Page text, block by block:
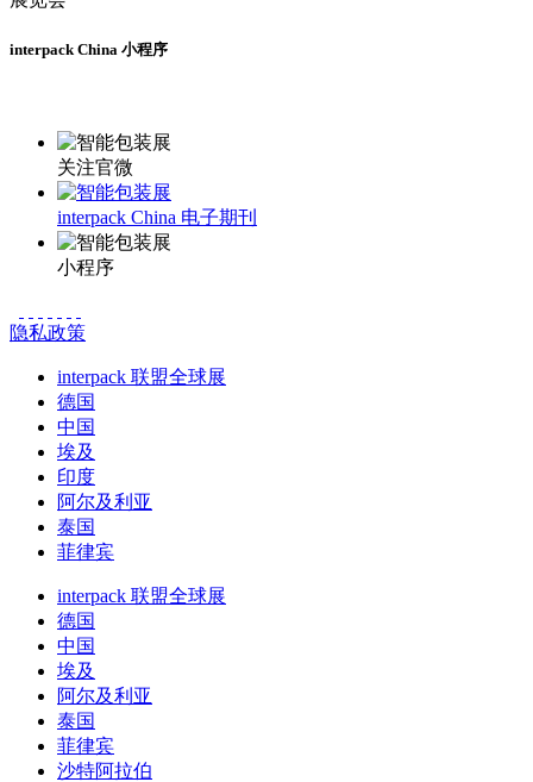
interpack China 小程序
关注官微
interpack China 电子期刊
小程序
隐私政策
interpack 联盟全球展
德国
中国
埃及
印度
阿尔及利亚
泰国
菲律宾
interpack 联盟全球展
德国
中国
埃及
阿尔及利亚
泰国
菲律宾
沙特阿拉伯